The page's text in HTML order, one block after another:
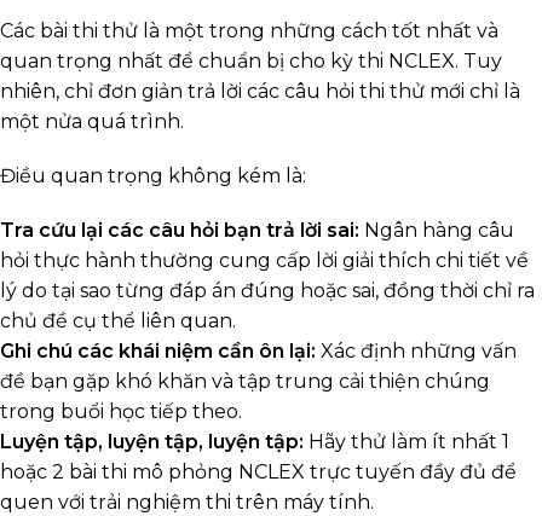
Các bài thi thử là một trong những cách tốt nhất và
quan trọng nhất để chuẩn bị cho kỳ thi NCLEX. Tuy
nhiên, chỉ đơn giản trả lời các câu hỏi thi thử mới chỉ là
một nửa quá trình.
Điều quan trọng không kém là:
Tra cứu lại các câu hỏi bạn trả lời sai: Ngân hàng câu
hỏi thực hành thường cung cấp lời giải thích chi tiết về
lý do tại sao từng đáp án đúng hoặc sai, đồng thời chỉ ra
chủ đề cụ thể liên quan.
Ghi chú các khái niệm cần ôn lại: Xác định những vấn
đề bạn gặp khó khăn và tập trung cải thiện chúng
trong buổi học tiếp theo.
Luyện tập, luyện tập, luyện tập: Hãy thử làm ít nhất 1
hoặc 2 bài thi mô phỏng NCLEX trực tuyến đầy đủ để
quen với trải nghiệm thi trên máy tính.